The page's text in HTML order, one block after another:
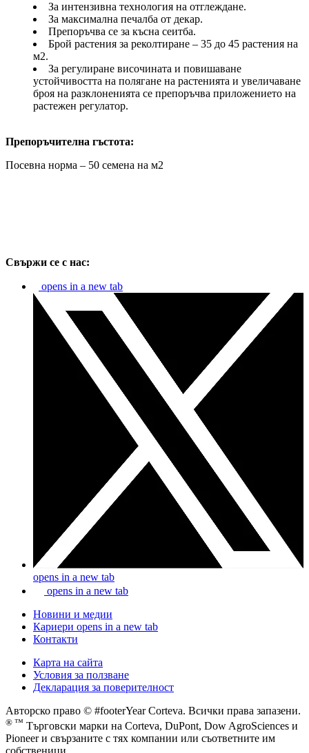
За интензивна технология на отглеждане.
За максимална печалба от декар.
Препоръчва се за късна сеитба.
Брой растения за реколтиране – 35 до 45 растения на
м2.
За регулиране височината и повишаване
устойчивостта на полягане на растенията и увеличаване
броя на разклоненията се препоръчва приложението на
растежен регулатор.
Препоръчителна гъстота:
Посевна норма – 50 семена на м2
Свържи се с нас:
opens in a new tab
opens in a new tab
opens in a new tab
Новини и медии
Кариери opens in a new tab
Контакти
Карта на сайта
Условия за ползване
Декларация за поверителност
Авторско право © #footerYear Corteva. Всички права запазени.
® ™ Търговски марки на Corteva, DuPont, Dow AgroSciences и
Pioneer и свързаните с тях компании или съответните им